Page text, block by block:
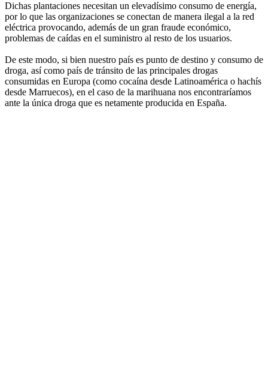
Dichas plantaciones necesitan un elevadísimo consumo de energía,
por lo que las organizaciones se conectan de manera ilegal a la red
eléctrica provocando, además de un gran fraude económico,
problemas de caídas en el suministro al resto de los usuarios.
De este modo, si bien nuestro país es punto de destino y consumo de
droga, así como país de tránsito de las principales drogas
consumidas en Europa (como cocaína desde Latinoamérica o hachís
desde Marruecos), en el caso de la marihuana nos encontraríamos
ante la única droga que es netamente producida en España.